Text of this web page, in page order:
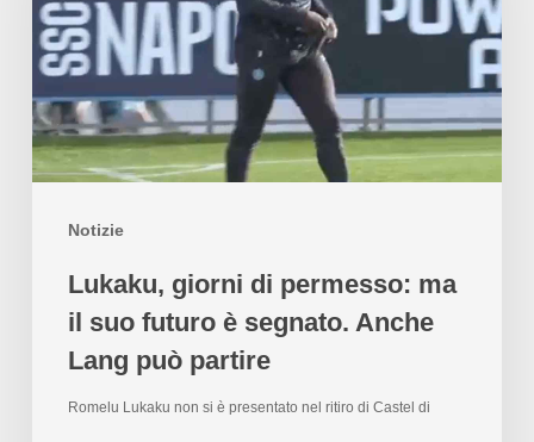
Notizie
Lukaku, giorni di permesso: ma
il suo futuro è segnato. Anche
Lang può partire
Romelu Lukaku non si è presentato nel ritiro di Castel di